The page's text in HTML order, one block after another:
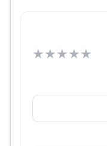
★★★★★